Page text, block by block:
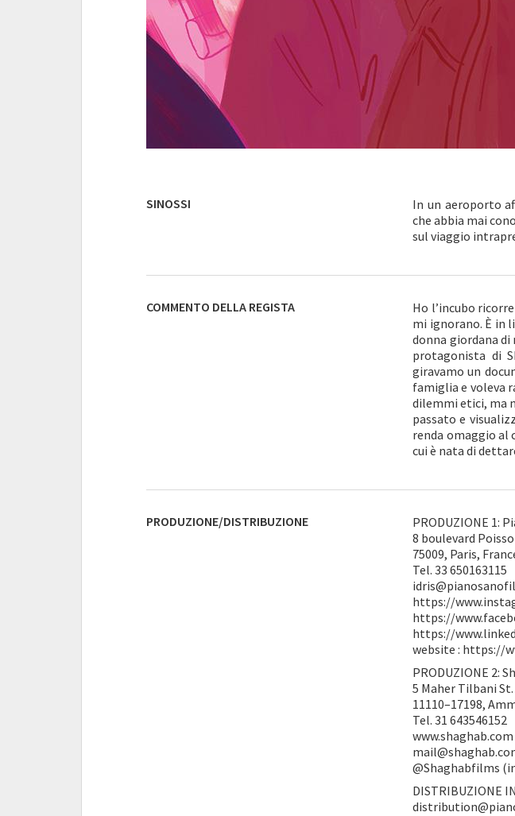
SINOSSI
In un aeroporto
che abbia mai
sul viaggio
COMMENTO DELLA REGISTA
Ho l’incubo
mi ignorano. È in
donna giordana di
protagonista di
giravamo un
famiglia e voleva
dilemmi etici, ma
passato e
renda omaggio al
cui è nata di
PRODUZIONE/DISTRIBUZIONE
PRODUZIONE 1:
8 boulevard
75009, Paris,
Tel. 33 650163115
https://
https://
https://
website : https://
PRODUZIONE 2:
5 Maher Tilbani St.
11110–17198,
Tel. 31 643546152
www.shaghab.com
@Shaghabfilms
DISTRIBUZIONE